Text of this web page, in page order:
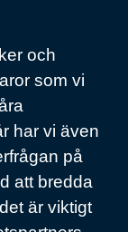
och
som vi
har vi även
på
att bredda
är viktigt